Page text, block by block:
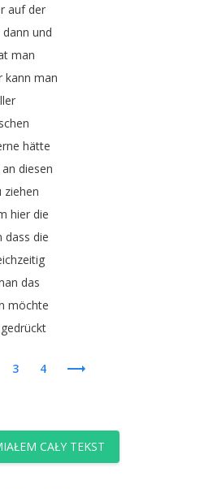
auf der
dann und
man
kann man
hätte
an diesen
ziehen
hier die
dass die
das
möchte
gedrückt
3 4
CAŁY TEKST